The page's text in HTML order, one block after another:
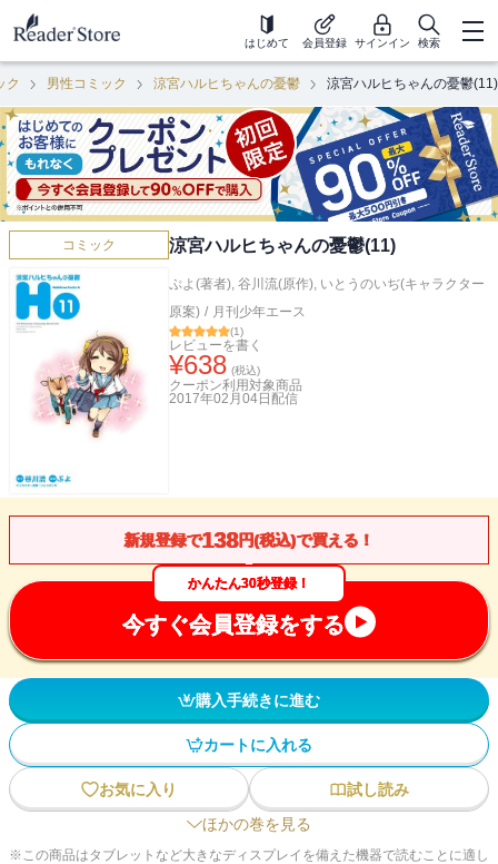
はじめて 会員登録 サインイン 検索
ク 男性コミック 涼宮ハルヒちゃんの憂鬱 涼宮ハルヒちゃんの憂鬱(11)
コミック 涼宮ハルヒちゃんの憂鬱(11)
ぷよ(著者), 谷川流(原作), いとうのいぢ(キャラクター
原案) / 月刊少年エース
(1)
レビューを書く
¥638 (税込)
クーポン利用対象商品
2017年02月04日 配信
新規登録で138円(税込)で買える！
かんたん30秒登録！
今すぐ会員登録をする
購入手続きに進む
カートに入れる
お気に入り
試し読み
ほかの巻を見る
※この商品はタブレットなど大きなディスプレイを備えた機器で読むことに適し